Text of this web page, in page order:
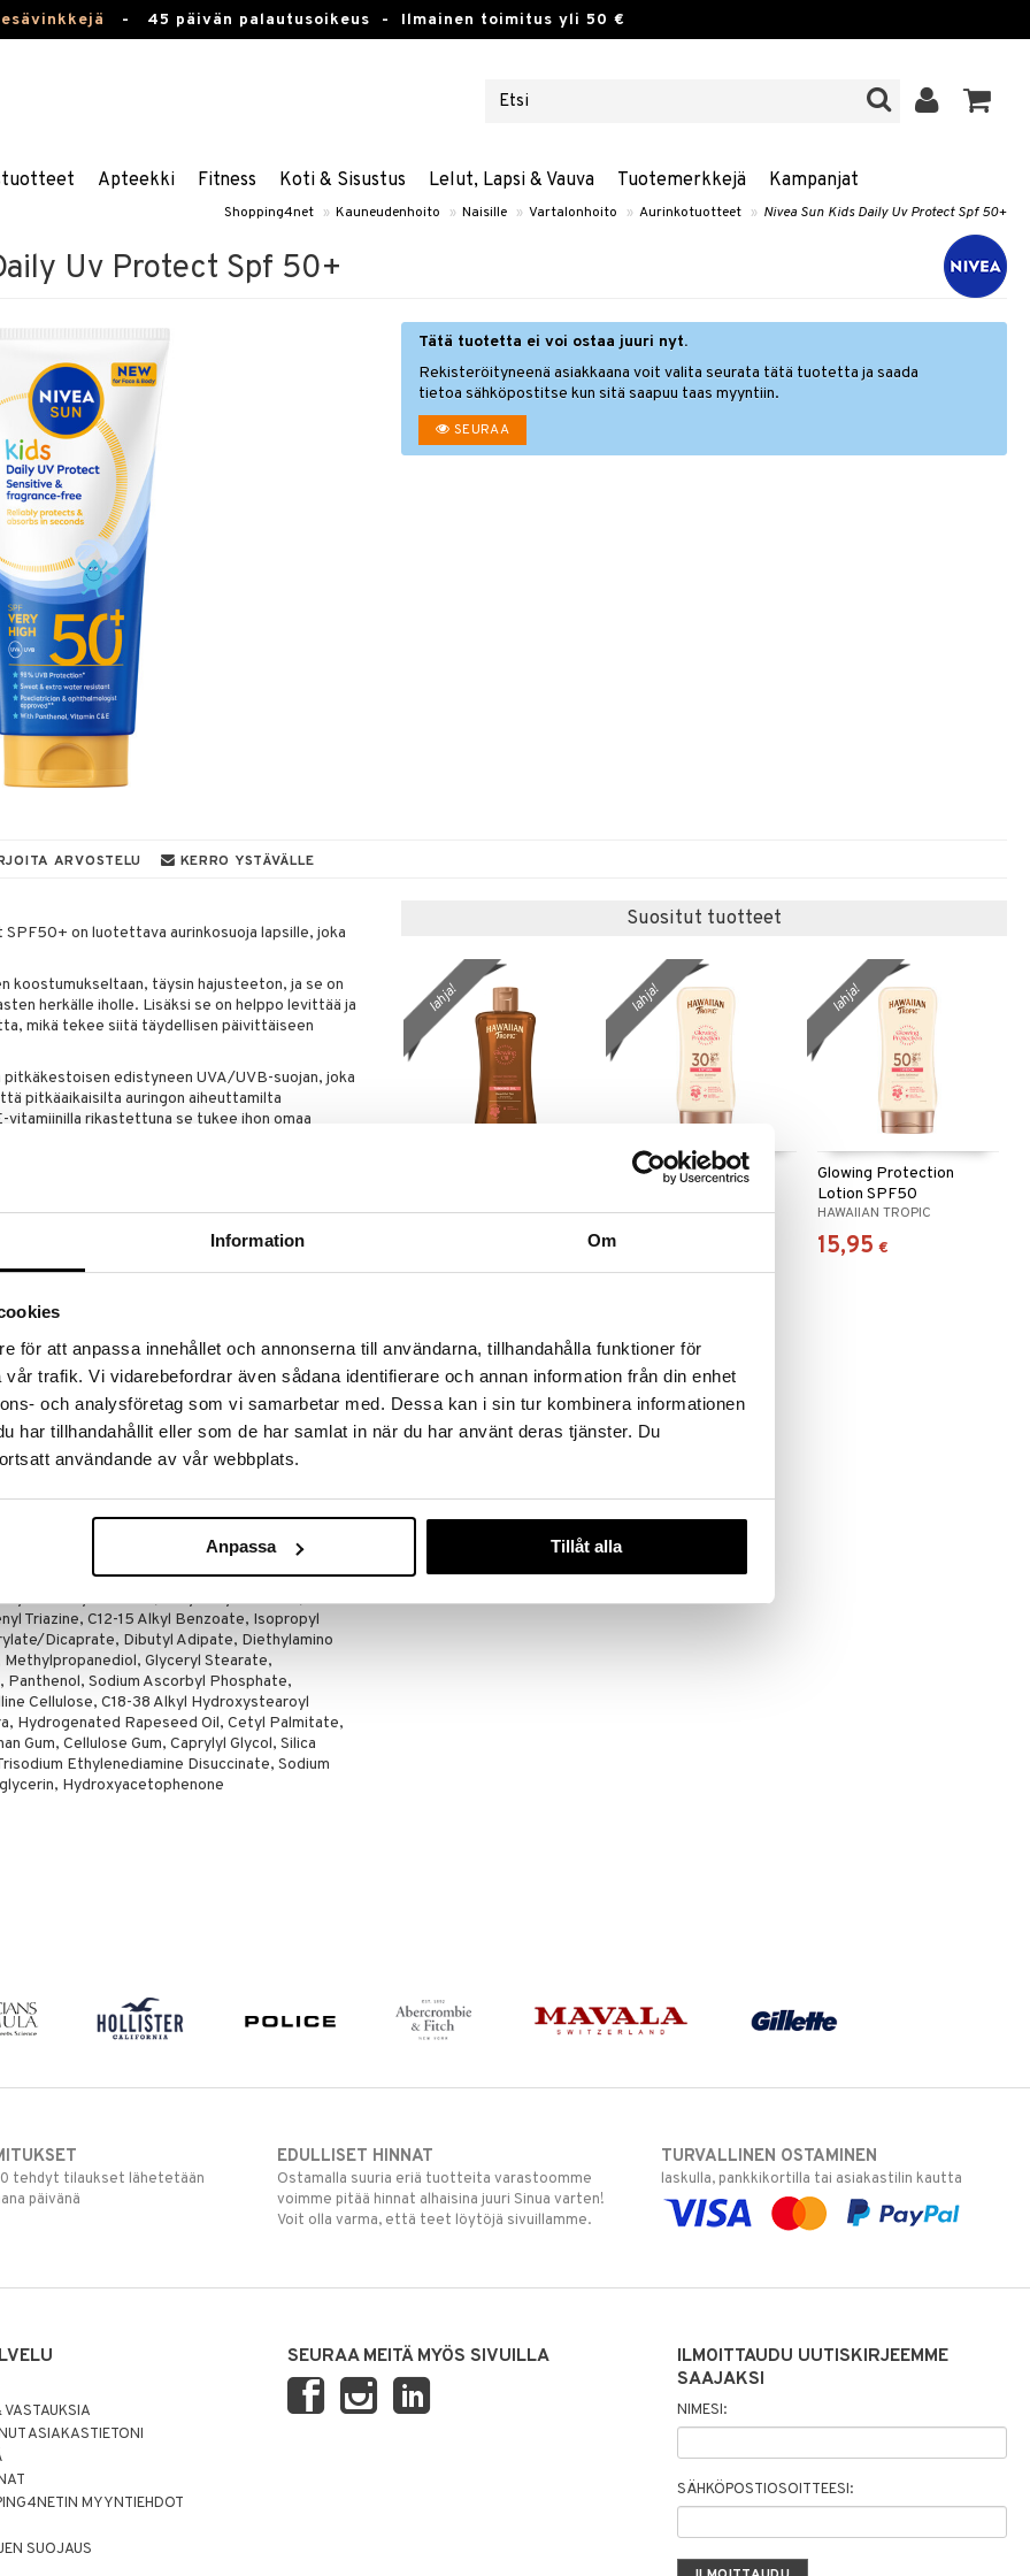
Information Om
för att anpassa innehållet och annonserna till användarna, tillhandahålla funktioner för
trafik. Vi vidarebefordrar även sådana identifierare och annan information från din enhet
och analysföretag som vi samarbetar med. Dessa kan i sin tur kombinera informationen
har tillhandahållit eller som de har samlat in när du har använt deras tjänster. Du
användande av vår webbplats.
Anpassa Tillåt alla
- 45 päivän palautusoikeus - Ilmainen toimitus yli 50 €
Apteekki Fitness Koti & Sisustus Lelut, Lapsi & Vauva Tuotemerkkejä Kampanjat
Shopping4net » Kauneudenhoito » Naisille » Vartalonhoito » Aurinkotuotteet » Nivea Sun Kids Daily Uv Protect Spf 50+
Uv Protect Spf 50+
Tätä tuotetta ei voi ostaa juuri nyt.
Rekisteröityneenä asiakkaana voit valita seurata tätä tuotetta ja saada
tietoa sähköpostitse kun sitä saapuu taas myyntiin.
SEURAA
ARVOSTELU KERRO YSTÄVÄLLE
SPF50+ on luotettava aurinkosuoja lapsille, joka
koostumukseltaan, täysin hajusteeton, ja se on
herkälle iholle. Lisäksi se on helppo levittää ja
mikä tekee siitä täydellisen päivittäiseen
edistyneen UVA/UVB-suojan, joka
pitkäaikaisilta auringon aiheuttamilta
vitamiinilla rikastettuna se tukee ihon omaa
suojaan ulkoilma-aktiviteeteissa
pantenolilla ja C- & E-vitamiinilla ihon
koostumus päivittäiseen käyttöön
altistumista
Ethylhexyl Triazone, Bis-
Triazine, C12-15 Alkyl Benzoate, Isopropyl
Dicaprate, Dibutyl Adipate, Diethylamino
Glyceryl Stearate,
Sodium Ascorbyl Phosphate,
Cellulose, C18-38 Alkyl Hydroxystearoyl
Hydrogenated Rapeseed Oil, Cetyl Palmitate,
Gum, Cellulose Gum, Caprylyl Glycol, Silica
Ethylenediamine Disuccinate, Sodium
Hydroxyacetophenone
Suositut tuotteet
HAWAIIAN TROPIC
lahja!
Glowing Protection
HAWAIIAN TROPIC
14,95
lahja!
Glowing Protection
Lotion SPF50
HAWAIIAN TROPIC
15,95 €
lahja!
Enriching Coconut Body
lahja!
tehdyt tilaukset lähetetään
päivänä
EDULLISET HINNAT
Ostamalla suuria eriä tuotteita varastoomme
voimme pitää hinnat alhaisina juuri Sinua varten!
Voit olla varma, että teet löytöjä sivuillamme.
TURVALLINEN OSTAMINEN
laskulla, pankkikortilla tai asiakastilin kautta
ASIAKASTIETONI
MYYNTIEHDOT
SUOJAUS
SEURAA MEITÄ MYÖS SIVUILLA
ILMOITTAUDU UUTISKIRJEEMME
SAAJAKSI
NIMESI:
SÄHKÖPOSTIOSOITTEESI: